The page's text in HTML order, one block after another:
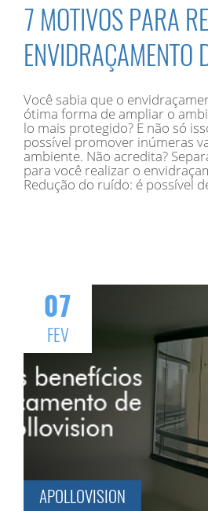
7 MOTIVOS PARA
ENVIDRAÇAMENTO
Você sabia que o
ótima forma de ampliar o
lo mais protegido? E não só
possível promover inúmeras
ambiente. Não acredita?
para você realizar o
Redução do ruído: é possível
07
FEV
APOLLOVISION